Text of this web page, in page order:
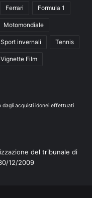
Ferrari Formula 1
Motomondiale
Sport invernali Tennis
Vignette Film
dagli acquisti idonei effettuati
del tribunale di
12/2009